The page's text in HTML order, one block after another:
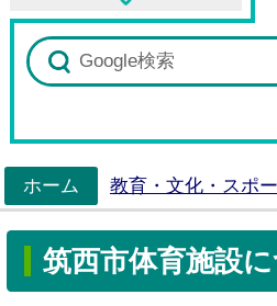
ホーム
教育・文化・スポ
筑西市体育施設